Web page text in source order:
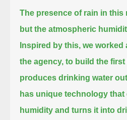
The presence of rain in this
but the atmospheric
Inspired by this, we worked
the agency, to build the
produces drinking water
has unique technology that
humidity and turns it into